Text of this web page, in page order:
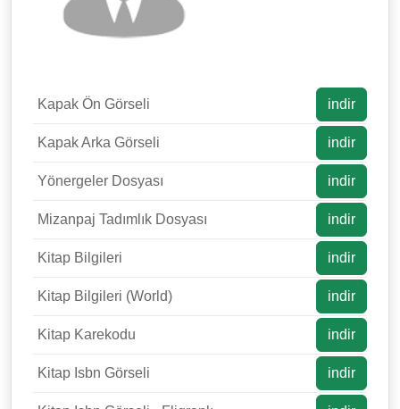
Kapak Ön Görseli indir
Kapak Arka Görseli indir
Yönergeler Dosyası indir
Mizanpaj Tadımlık Dosyası indir
Kitap Bilgileri indir
Kitap Bilgileri (World) indir
Kitap Karekodu indir
Kitap Isbn Görseli indir